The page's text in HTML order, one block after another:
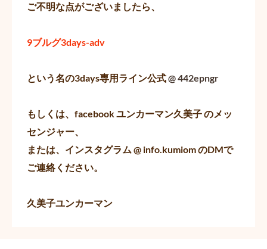
ご不明な点がございましたら、
9ブルグ3days-adv
という名の3days専用ライン公式@ 442epngr
もしくは、facebook ユンカーマン久美子 のメッ
センジャー、
または、インスタグラム @ info.kumiom のDMで
ご連絡ください。
久美子ユンカーマン